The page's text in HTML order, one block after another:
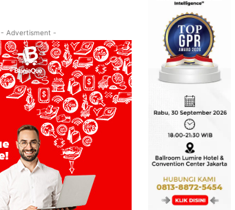
- Advertisment -